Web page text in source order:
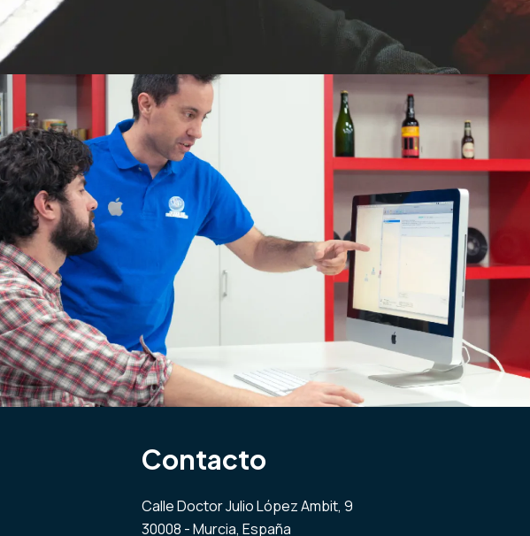
Contacto
Calle Doctor Julio López Ambit, 9
30008 - Murcia, España